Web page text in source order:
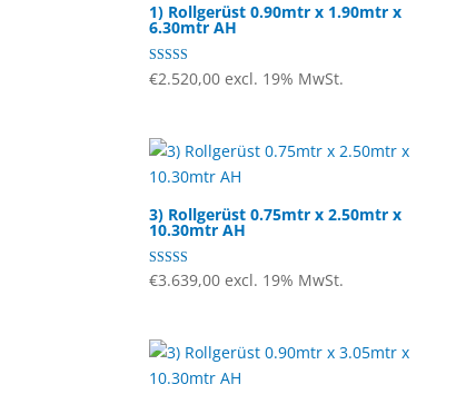
1) Rollgerüst 0.90mtr x 1.90mtr x
6.30mtr AH
Bewertet mit
5.00
€2.520,00 excl. 19% MwSt.
3) Rollgerüst 0.75mtr x 2.50mtr x
10.30mtr AH
Bewertet mit
4.67
€3.639,00 excl. 19% MwSt.